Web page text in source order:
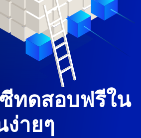
ทดสอบฟรีใน
ายๆ